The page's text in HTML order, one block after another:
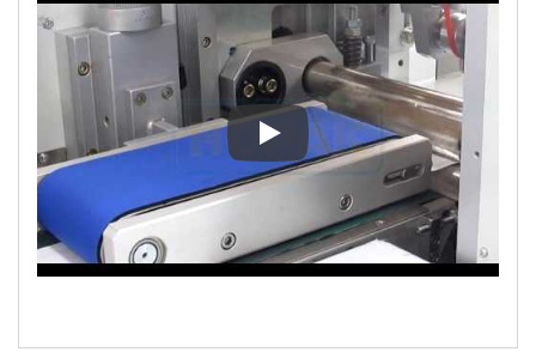
Dört Taraflı Sızdırmazlık